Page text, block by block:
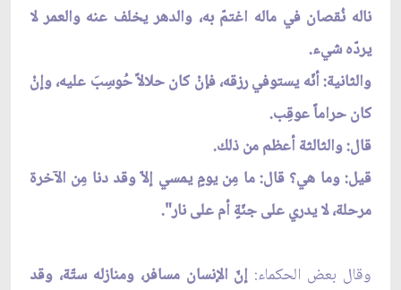
ناله نُقصان في ماله اغتمّ به، والدهر يخلف عنه والعمر لا
يردّه شيء.
والثانية: أنّه يستوفي رزقه، فإنْ كان حلالاً حُوسِبَ عليه، وإنْ
كان حراماً عوقِب.
قال: والثالثة أعظم من ذلك.
قيل: وما هي؟ قال: ما مِن يومٍ يمسي إلاّ وقد دنا مِن الآخرة
مرحلة، لا يدري على جنّةٍ أم على نار".
وقال بعض الحكماء: إنّ الإنسان مسافر، ومنازله ستّة، وقد